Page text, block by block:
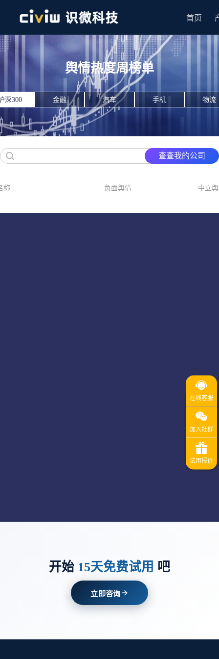
首页
舆情热度周榜单
深300 金融 汽车 手机 物流
查查我的公司
称 负面舆情 中立
开始 15天免费试用 吧
立即咨询